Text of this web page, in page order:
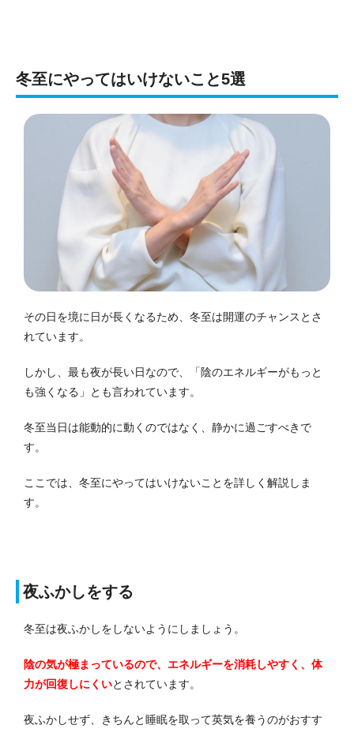
冬至にやってはいけないこと5選
その日を境に日が長くなるため、冬至は開運のチャンスとさ
れています。
しかし、最も夜が長い日なので、「陰のエネルギーがもっと
も強くなる」とも言われています。
冬至当日は能動的に動くのではなく、静かに過ごすべきで
す。
ここでは、冬至にやってはいけないことを詳しく解説しま
す。
夜ふかしをする
冬至は夜ふかしをしないようにしましょう。
陰の気が極まっているので、エネルギーを消耗しやすく、体
力が回復しにくいとされています。
夜ふかしせず、きちんと睡眠を取って英気を養うのがおすす